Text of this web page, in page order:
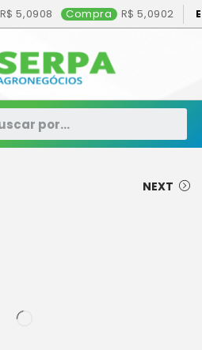
5,0908 Compra 5,0902
NEXT